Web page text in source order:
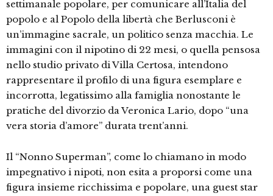
settimanale popolare, per comunicare all’Italia del
popolo e al Popolo della libertà che Berlusconi è
un’immagine sacrale, un politico senza macchia. Le
immagini con il nipotino di 22 mesi, o quella pensosa
nello studio privato di Villa Certosa, intendono
rappresentare il profilo di una figura esemplare e
incorrotta, legatissimo alla famiglia nonostante le
pratiche del divorzio da Veronica Lario, dopo “una
vera storia d’amore” durata trent’anni.
Il “Nonno Superman”, come lo chiamano in modo
impegnativo i nipoti, non esita a proporsi come una
figura insieme ricchissima e popolare, una guest star